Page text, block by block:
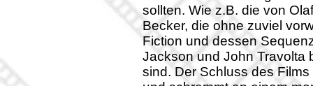
sollten. Wie z.B. die von
Becker, die ohne zuviel
Fiction und dessen
Jackson und John Travolta
sind. Der Schluss des